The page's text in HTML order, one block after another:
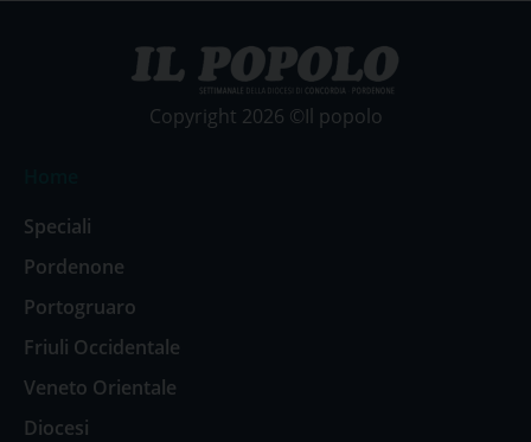
Copyright 2026 ©Il popolo
Speciali
Pordenone
Portogruaro
Friuli Occidentale
Veneto Orientale
Diocesi